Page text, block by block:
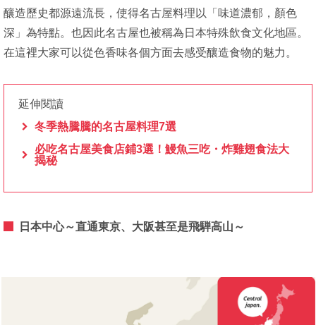
釀造歷史都源遠流長，使得名古屋料理以「味道濃郁，顏色
深」為特點。也因此名古屋也被稱為日本特殊飲食文化地區。
在這裡大家可以從色香味各個方面去感受釀造食物的魅力。
延伸閱讀
冬季熱騰騰的名古屋料理7選
必吃名古屋美食店鋪3選！鰻魚三吃・炸雞翅食法大
揭秘
日本中心～直通東京、大阪甚至是飛騨高山～